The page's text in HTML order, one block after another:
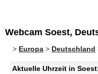
Webcam Soest,
> Europa > Deutschland
Aktuelle Uhrzeit in